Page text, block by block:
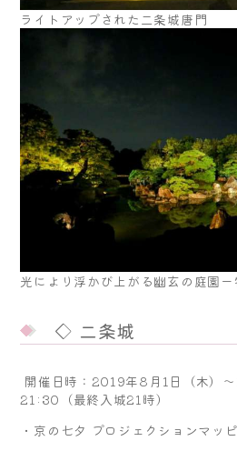
ライトアップされた二条城唐門
光により浮かび上がる幽玄の庭園ー
◇ 二条城
開催日時：2019年8月1日（木）
21:30（最終入城21時）
・京の七夕 プロジェクションマッ